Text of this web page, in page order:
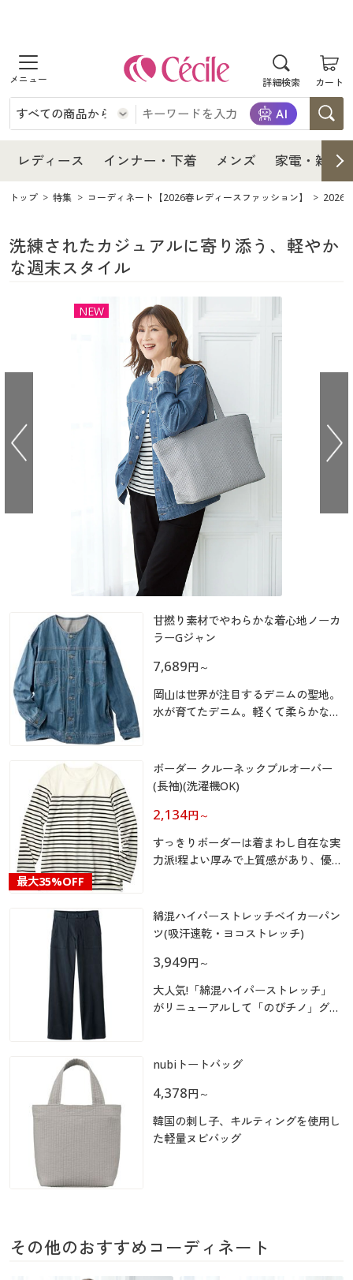
詳細検索 カート
商品を探す
レディース
レディースファッション
女性下着
インナー・下着
インナー・下着通販すべて
女性下着
ジュニア・ティーンズ下着
メンズ
メンズ通販すべて
家電・雑貨
キッチン・雑貨・日用品
寝具・インテリア・家具
寝具・インテリア・家具通販すべて
家具・収納
カーテン・ラグ・ファブリック
美容・健康通販すべて
美容・健康・サプリメント
制服・スクール
制服・スクールすべて
制服・学生服
ジュニア・ティーンズ下着
大きいサイズ通販すべて
大きいサイズ レディース服
大きいサイズ レディース下着
大きいサイズ メンズ
大きいサイズ 事務・制服
バーゲン
カタログ・チラシからのご注文
デジタルカタログ
カタログ無料プレゼント
会員メニュー
マイページ
閲覧履歴
お気に入り
サポート
ご利用ガイド
よくある質問とお問い合わせ
レディース インナー・下着 メンズ 家電・雑貨
レディース
レディース通販すべて
レディースファッション
インナー・下着
インナー・下着通販すべて
女性下着
ジュニア・ティーンズ下着
メンズ
メンズ通販すべて
メンズ下着
家電・雑貨
家電
キッチン・雑貨・日用品
寝具・インテリア・家具通販すべて
家具・収納
カーテン・ラグ・ファブリック
美容・健康
美容・健康通販すべて
美容・健康・サプリメント
制服・スクール
制服・スクールすべて
ジュニア・ティーンズ下着
大きいサイズ通販すべて
大きいサイズ レディース服
大きいサイズ レディース下着
大きいサイズ 事務・制服
シークレットセール
詳細検索
商品カテゴリ一覧
カタログ・チラシからのご注文
デジタルカタログ
カタログ無料プレゼント
会員メニュー
マイページ
閲覧履歴
お気に入り
サポート
よくある質問とお問い合わせ
トップ 特集 コーディネート【2026春レディースファッション】 2026
洗練されたカジュアルに寄り添う、軽やか
な週末スタイル
NEW
甘撚り素材でやわらかな着心地ノーカ
ラーGジャン
7,689円 ～
岡山は世界が注目するデニムの聖地。
水が育てたデニム。軽くて柔らかな風
ボーダー クルーネックプルオーバー
(長袖)(洗濯機OK)
最大35%OFF
2,134円 ～
すっきりボーダーは着まわし自在な実
力派!程よい厚みで上質感があり、優し
ーバー
綿混ハイパーストレッチベイカーパン
ツ(吸汗速乾・ヨコストレッチ)
3,949円 ～
大人気!「綿混ハイパーストレッチ」
がリニューアルして「のびチノ」グ～
nubiトートバッグ
4,378円 ～
韓国の刺し子、キルティングを使用し
た軽量ヌビバッグ
その他のおすすめコーディネート